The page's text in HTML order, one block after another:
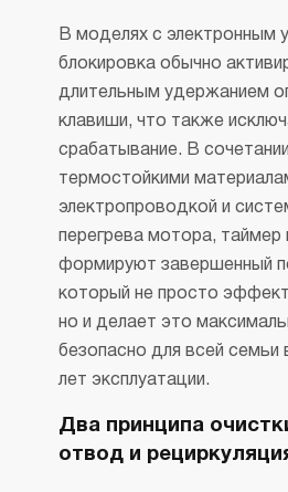
В моделях с электронным
блокировка обычно
длительным удержанием
клавиши, что также
срабатывание. В
термостойкими
электропроводкой и
перегрева мотора, таймер
формируют завершенный
который не просто
но и делает это
безопасно для всей семьи
лет эксплуатации.
Два принципа
отвод и